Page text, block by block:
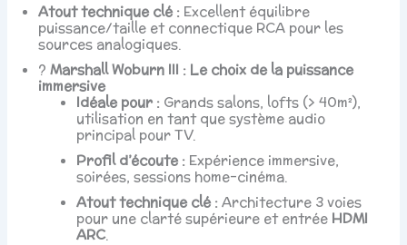
Atout technique clé : Excellent équilibre
puissance/taille et connectique RCA pour les
sources analogiques.
?Marshall Woburn III : Le choix de la puissance
immersive
Idéale pour : Grands salons, lofts (> 40m²),
utilisation en tant que système audio
principal pour TV.
Profil d’écoute : Expérience immersive,
soirées, sessions home-cinéma.
Atout technique clé :Architecture 3 voies
pour une clarté supérieure et entrée HDMI
ARC.